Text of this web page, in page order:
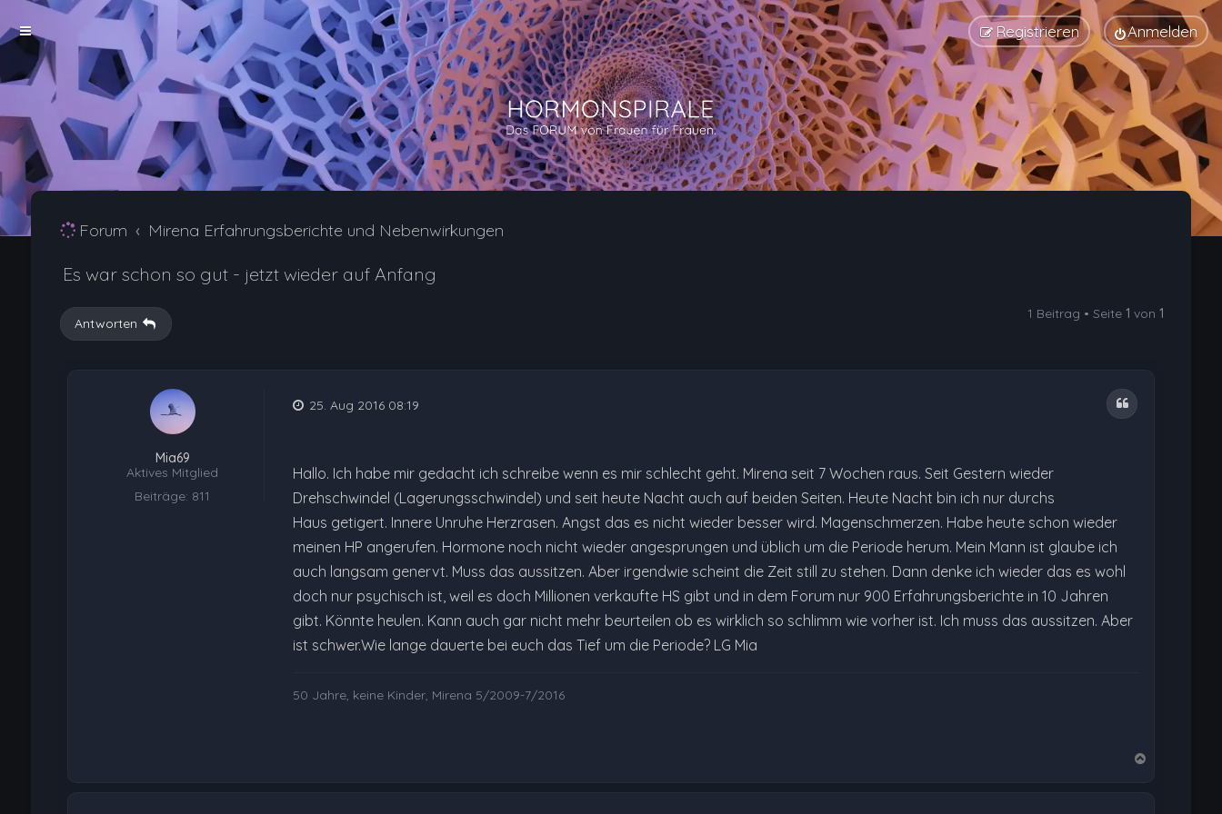
Anmelden
Registrieren
Forum Mirena Erfahrungsberichte und Nebenwirkungen
Es war schon so gut - jetzt wieder auf Anfang
Antworten
1 Beitrag • Seite1 von1
Mia69
Aktives Mitglied
Beiträge: 811
Zitat
25. Aug 2016 08:19
Hallo. Ich habe mir gedacht ich schreibe wenn es mir schlecht geht. Mirena seit 7 Wochen raus. Seit Gestern wieder
Drehschwindel (Lagerungsschwindel) und seit heute Nacht auch auf beiden Seiten. Heute Nacht bin ich nur durchs
Haus getigert. Innere Unruhe Herzrasen. Angst das es nicht wieder besser wird. Magenschmerzen. Habe heute schon wieder
meinen HP angerufen. Hormone noch nicht wieder angesprungen und üblich um die Periode herum. Mein Mann ist glaube ich
auch langsam genervt. Muss das aussitzen. Aber irgendwie scheint die Zeit still zu stehen. Dann denke ich wieder das es wohl
doch nur psychisch ist, weil es doch Millionen verkaufte HS gibt und in dem Forum nur 900 Erfahrungsberichte in 10 Jahren
gibt. Könnte heulen. Kann auch gar nicht mehr beurteilen ob es wirklich so schlimm wie vorher ist. Ich muss das aussitzen. Aber
ist schwer.Wie lange dauerte bei euch das Tief um die Periode? LG Mia
50 Jahre, keine Kinder, Mirena 5/2009-7/2016